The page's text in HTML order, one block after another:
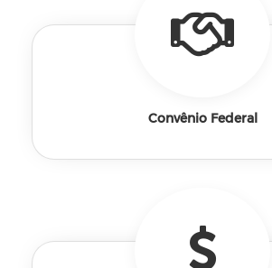
Convênio Federal